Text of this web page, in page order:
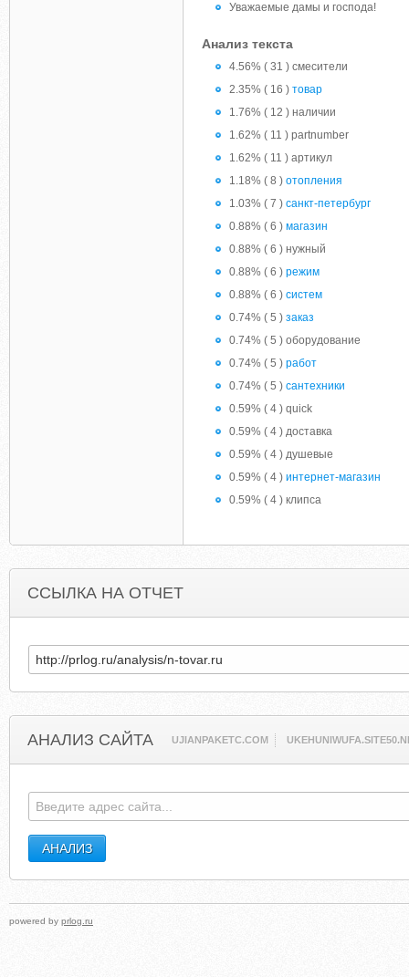
Уважаемые дамы и господа!
Анализ текста
4.56% ( 31 ) смесители
2.35% ( 16 ) товар
1.76% ( 12 ) наличии
1.62% ( 11 ) partnumber
1.62% ( 11 ) артикул
1.18% ( 8 ) отопления
1.03% ( 7 ) санкт-петербург
0.88% ( 6 ) магазин
0.88% ( 6 ) нужный
0.88% ( 6 ) режим
0.88% ( 6 ) систем
0.74% ( 5 ) заказ
0.74% ( 5 ) оборудование
0.74% ( 5 ) работ
0.74% ( 5 ) сантехники
0.59% ( 4 ) quick
0.59% ( 4 ) доставка
0.59% ( 4 ) душевые
0.59% ( 4 ) интернет-магазин
0.59% ( 4 ) клипса
ССЫЛКА НА ОТЧЕТ
АНАЛИЗ САЙТА UJIANPAKETC.COM
powered by prlog.ru